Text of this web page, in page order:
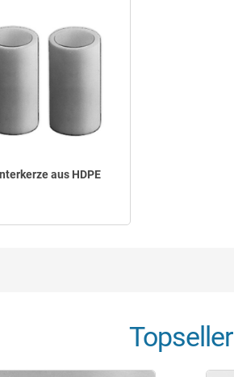
aus HDPE
Topseller